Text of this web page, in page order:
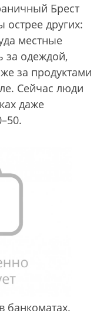
Брест
других:
местные
за одеждой,
за продуктами
Сейчас люди
даже
банкоматах.